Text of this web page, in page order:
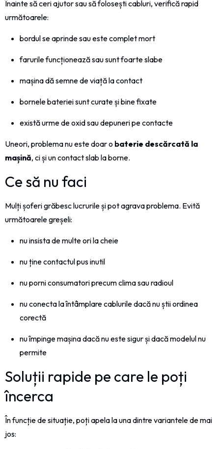
Înainte să ceri ajutor sau să folosești cabluri, verifică rapid
următoarele:
bordul se aprinde sau este complet mort
farurile funcționează sau sunt foarte slabe
mașina dă semne de viață la contact
bornele bateriei sunt curate și bine fixate
există urme de oxid sau depuneri pe contacte
Uneori, problema nu este doar o baterie descărcată la
mașină, ci și un contact slab la borne.
Ce să nu faci
Mulți șoferi grăbesc lucrurile și pot agrava problema. Evită
următoarele greșeli:
nu insista de multe ori la cheie
nu ține contactul pus inutil
nu porni consumatori precum clima sau radioul
nu conecta la întâmplare cablurile dacă nu știi ordinea
corectă
nu împinge mașina dacă nu este sigur și dacă modelul nu
permite
Soluții rapide pe care le poți
încerca
În funcție de situație, poți apela la una dintre variantele de mai
jos: